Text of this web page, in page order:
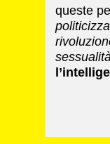
queste